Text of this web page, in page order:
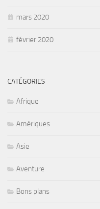
mars 2020
février 2020
CATÉGORIES
Afrique
Amériques
Asie
Aventure
Bons plans